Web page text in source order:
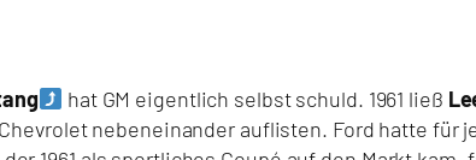
hat GM eigentlich selbst schuld. 1961 ließ
nebeneinander auflisten. Ford hatte